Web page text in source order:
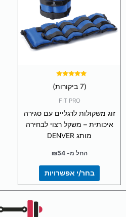
5.00
(7 ביקורות)
FIT PRO
זוג משקולות לרגליים עם סגירה
איכותית – משקל רצוי לבחירה
מותג DENVER
החל מ- ₪54
בחר/י אפשרויות
סוגים.
ניתן
לבחור
את